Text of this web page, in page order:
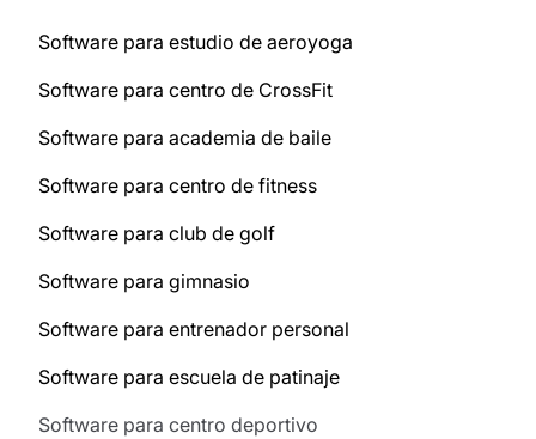
Software para estudio de aeroyoga
Software para centro de CrossFit
Software para academia de baile
Software para centro de fitness
Software para club de golf
Software para gimnasio
Software para entrenador personal
Software para escuela de patinaje
Software para centro deportivo